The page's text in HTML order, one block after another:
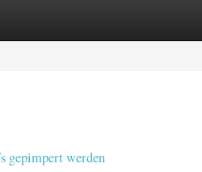
gepimpert werden